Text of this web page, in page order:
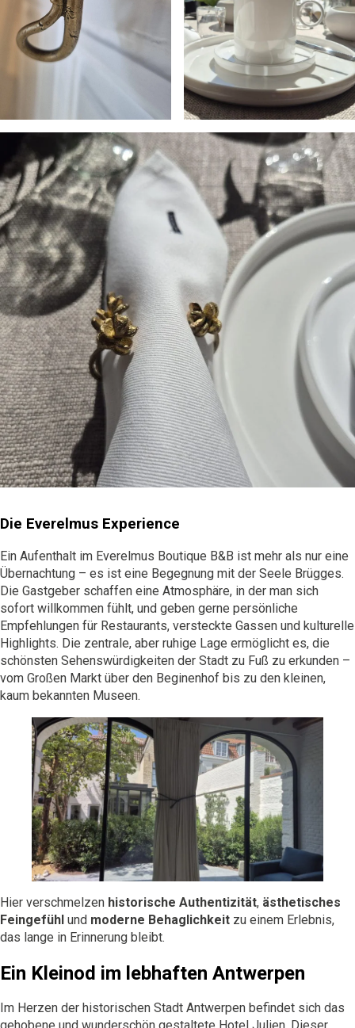
Die Everelmus Experience
Ein Aufenthalt im Everelmus Boutique B&B ist mehr als nur eine
Übernachtung – es ist eine Begegnung mit der Seele Brügges.
Die Gastgeber schaffen eine Atmosphäre, in der man sich
sofort willkommen fühlt, und geben gerne persönliche
Empfehlungen für Restaurants, versteckte Gassen und kulturelle
Highlights. Die zentrale, aber ruhige Lage ermöglicht es, die
schönsten Sehenswürdigkeiten der Stadt zu Fuß zu erkunden –
vom Großen Markt über den Beginenhof bis zu den kleinen,
kaum bekannten Museen.
Hier verschmelzen historische Authentizität, ästhetisches
Feingefühl und moderne Behaglichkeit zu einem Erlebnis,
das lange in Erinnerung bleibt.
Ein Kleinod im lebhaften Antwerpen
Im Herzen der historischen Stadt Antwerpen befindet sich das